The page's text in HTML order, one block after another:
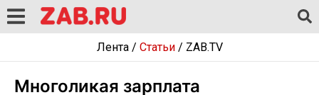
Лента/ Статьи/ ZAB.TV
Многоликая зарплата